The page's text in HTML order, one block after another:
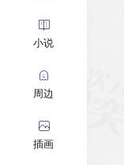
小说
周边
插画